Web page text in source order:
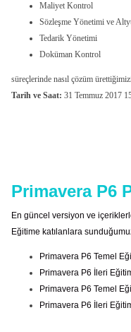
Maliyet Kontrol
Sözleşme Yönetimi ve
Tedarik Yönetimi
Doküman Kontrol
süreçlerinde nasıl çözüm
Tarih ve Saat: 31 Temmuz 2017
Primavera P6
En güncel versiyon ve
Eğitime katılanlara
Primavera P6 Temel
Primavera P6 İleri
Primavera P6 Temel
Primavera P6 İleri